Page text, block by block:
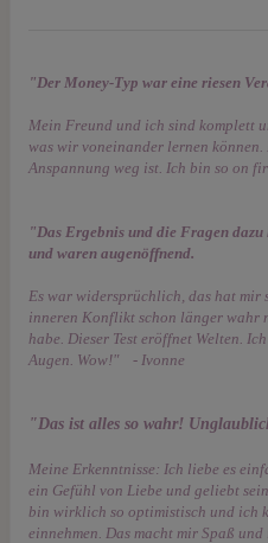
"Der Money-Typ war eine riesen
Mein Freund und ich sind komplett
was wir voneinander lernen können.
Anspannung weg ist. Ich bin so on
"Das Ergebnis und die Fragen
und waren augenöffnend.
Es war widersprüchlich, das hat mir
inneren Konflikt schon länger wahr
habe. Dieser Test eröffnet Welten.
Augen. Wow!" - Ivonne
"Das ist alles so wahr!
Meine Erkenntnisse: Ich liebe es
ein Gefühl von Liebe und geliebt
bin wirklich so optimistisch und ich
einnehmen. Das macht mir Spaß